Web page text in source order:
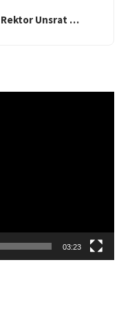
Rektor Unsrat …
03:23